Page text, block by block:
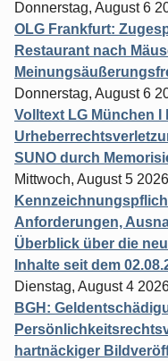
Donnerstag, August 6
OLG Frankfurt:
Restaurant nach
Donnerstag, August 6
Volltext LG München I
SUNO durch
Mittwoch, August 5 2026
Anforderungen,
Überblick über die
Inhalte seit dem
Dienstag, August 4
BGH:
hartnäckiger